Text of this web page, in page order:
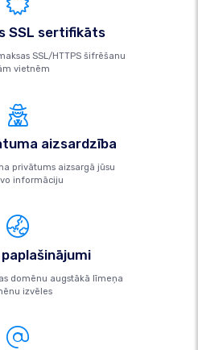
SSL sertifikāts
SSL/HTTPS šifrēšanu
vietnēm
aizsardzība
privātums aizsargā jūsu
informāciju
domēnu augstākā līmeņa
izvēles